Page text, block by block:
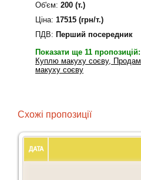
Об'єм: 200 (т.)
Ціна: 17515 (грн/т.)
ПДВ: Перший посередник
Показати ще 11 пропозицій:
Куплю макуху соєву, Продам
макуху соєву
Схожі пропозиції
ДАТА